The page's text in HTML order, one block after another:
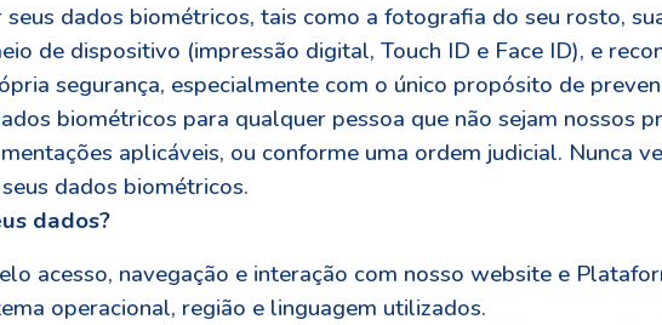
dados biométricos, tais como a fotografia do seu rosto,
de dispositivo (impressão digital, Touch ID e Face ID), e
segurança, especialmente com o único propósito de
biométricos para qualquer pessoa que não sejam nossos
aplicáveis, ou conforme uma ordem judicial. Nunca
dados biométricos.
dados?
acesso, navegação e interação com nosso website e
operacional, região e linguagem utilizados.